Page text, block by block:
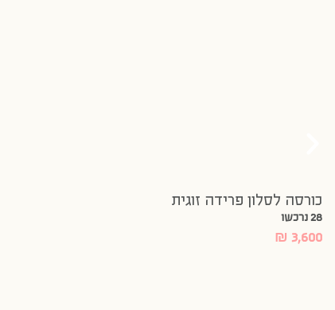
כורסה לסלון פרידה זוגית
28 נרכשו
₪ 3,600